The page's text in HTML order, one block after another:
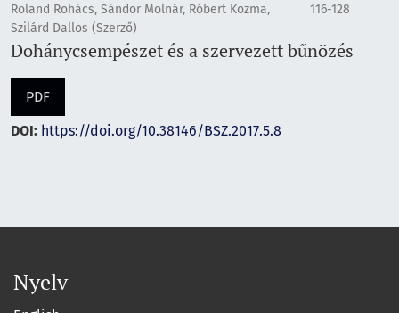
Roland Rohács, Sándor Molnár, Róbert Kozma,
Szilárd Dallos (Szerző)
116-128
Dohánycsempészet és a szervezett bűnözés
PDF
DOI: https://doi.org/10.38146/BSZ.2017.5.8
Nyelv